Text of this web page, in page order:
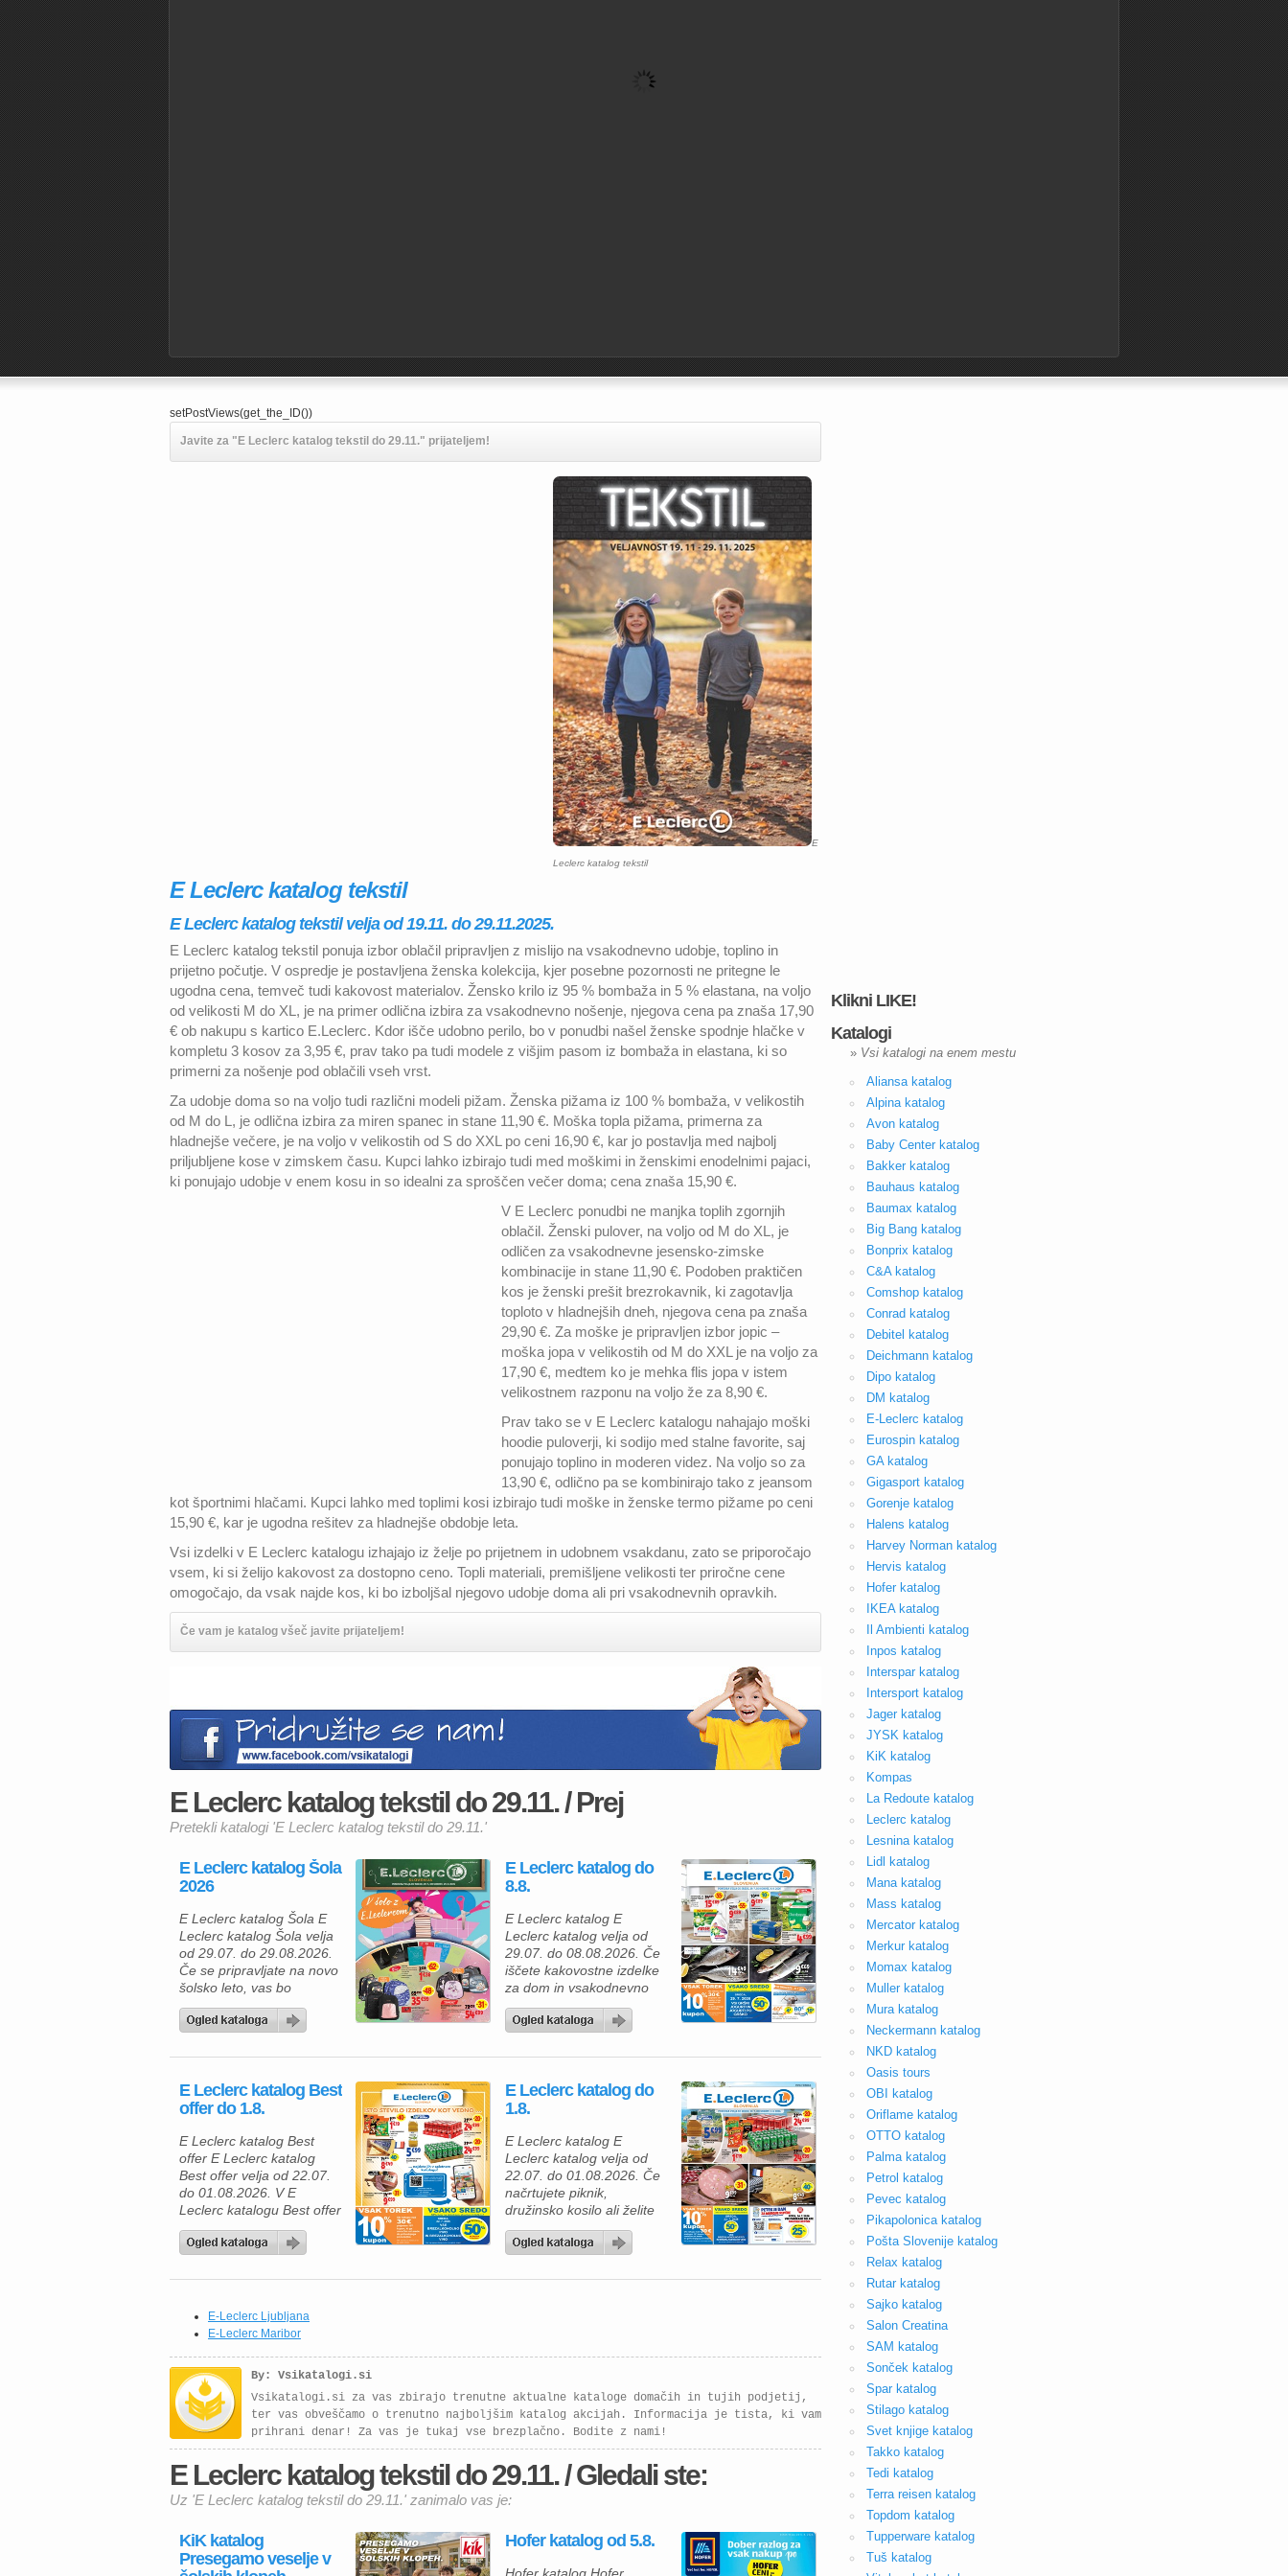
setPostViews(get_the_ID())
Javite za "E Leclerc katalog tekstil do 29.11." prijateljem!
E
Leclerc katalog tekstil
E Leclerc katalog tekstil
E Leclerc katalog tekstil velja od 19.11. do 29.11.2025.
E Leclerc katalog tekstil ponuja izbor oblačil pripravljen z mislijo na vsakodnevno udobje, toplino in
prijetno počutje. V ospredje je postavljena ženska kolekcija, kjer posebne pozornosti ne pritegne le
ugodna cena, temveč tudi kakovost materialov. Žensko krilo iz 95 % bombaža in 5 % elastana, na voljo
od velikosti M do XL, je na primer odlična izbira za vsakodnevno nošenje, njegova cena pa znaša 17,90
€ ob nakupu s kartico E.Leclerc. Kdor išče udobno perilo, bo v ponudbi našel ženske spodnje hlačke v
kompletu 3 kosov za 3,95 €, prav tako pa tudi modele z višjim pasom iz bombaža in elastana, ki so
primerni za nošenje pod oblačili vseh vrst.
Za udobje doma so na voljo tudi različni modeli pižam. Ženska pižama iz 100 % bombaža, v velikostih
od M do L, je odlična izbira za miren spanec in stane 11,90 €. Moška topla pižama, primerna za
hladnejše večere, je na voljo v velikostih od S do XXL po ceni 16,90 €, kar jo postavlja med najbolj
priljubljene kose v zimskem času. Kupci lahko izbirajo tudi med moškimi in ženskimi enodelnimi pajaci,
ki ponujajo udobje v enem kosu in so idealni za sproščen večer doma; cena znaša 15,90 €.
V E Leclerc ponudbi ne manjka toplih zgornjih
oblačil. Ženski pulover, na voljo od M do XL, je
odličen za vsakodnevne jesensko-zimske
kombinacije in stane 11,90 €. Podoben praktičen
kos je ženski prešit brezrokavnik, ki zagotavlja
toploto v hladnejših dneh, njegova cena pa znaša
29,90 €. Za moške je pripravljen izbor jopic –
moška jopa v velikostih od M do XXL je na voljo za
17,90 €, medtem ko je mehka flis jopa v istem
velikostnem razponu na voljo že za 8,90 €.
Prav tako se v E Leclerc katalogu nahajajo moški
hoodie puloverji, ki sodijo med stalne favorite, saj
ponujajo toplino in moderen videz. Na voljo so za
13,90 €, odlično pa se kombinirajo tako z jeansom
kot športnimi hlačami. Kupci lahko med toplimi kosi izbirajo tudi moške in ženske termo pižame po ceni
15,90 €, kar je ugodna rešitev za hladnejše obdobje leta.
Vsi izdelki v E Leclerc katalogu izhajajo iz želje po prijetnem in udobnem vsakdanu, zato se priporočajo
vsem, ki si želijo kakovost za dostopno ceno. Topli materiali, premišljene velikosti ter priročne cene
omogočajo, da vsak najde kos, ki bo izboljšal njegovo udobje doma ali pri vsakodnevnih opravkih.
Če vam je katalog všeč javite prijateljem!
E Leclerc katalog tekstil do 29.11. / Prej
Pretekli katalogi 'E Leclerc katalog tekstil do 29.11.'
E Leclerc katalog Šola
2026
E Leclerc katalog Šola E
Leclerc katalog Šola velja
od 29.07. do 29.08.2026.
Če se pripravljate na novo
šolsko leto, vas bo
aktualna ponudba
E.Leclerca zagotovo
boste našli široko izbiro
potrebščin po ugodnih
cenah, s kartico E.Leclerc
izdelkih prihranite še več.
Ponudba velja od srede,
29. […]
E Leclerc katalog do
8.8.
E Leclerc katalog E
Leclerc katalog velja od
29.07. do 08.08.2026. Če
iščete kakovostne izdelke
za dom in vsakodnevno
uporabo po ugodnih
cenah, vas bo aktualna
zagotovo navdušila. V
odlične akcije na
detergente, pijače, sveže
priljubljene izdelke. Z
uporabo kartice E.Leclerc
lahko izkoristite dodatne
popuste in […]
E Leclerc katalog Best
offer do 1.8.
E Leclerc katalog Best
offer E Leclerc katalog
Best offer velja od 22.07.
do 01.08.2026. V E
Leclerc katalogu Best offer
vas čakajo odlične akcije
na živila in pijače, ob
pa lahko pri številnih
To je odlična priložnost, da
napolnite svojo shrambo z
uporabo ali […]
E Leclerc katalog do
1.8.
E Leclerc katalog E
Leclerc katalog velja od
22.07. do 01.08.2026. Če
načrtujete piknik,
družinsko kosilo ali želite
izkoristiti odlične akcijske
cene, vas bo nova
E.Leclerc zagotovo
po […]
E-Leclerc Ljubljana
E-Leclerc Maribor
By: Vsikatalogi.si
Vsikatalogi.si za vas zbirajo trenutne aktualne kataloge domačih in tujih podjetij,
ter vas obveščamo o trenutno najboljšim katalog akcijah. Informacija je tista, ki vam
prihrani denar! Za vas je tukaj vse brezplačno. Bodite z nami!
E Leclerc katalog tekstil do 29.11. / Gledali ste:
Uz 'E Leclerc katalog tekstil do 29.11.' zanimalo vas je:
KiK katalog
Presegamo veselje v
Hofer katalog od 5.8.
Klikni LIKE!
Katalogi
» Vsi katalogi na enem mestu
Aliansa katalog
Alpina katalog
Avon katalog
Baby Center katalog
Bakker katalog
Bauhaus katalog
Baumax katalog
Big Bang katalog
Bonprix katalog
C&A katalog
Comshop katalog
Conrad katalog
Debitel katalog
Deichmann katalog
Dipo katalog
DM katalog
E-Leclerc katalog
Eurospin katalog
GA katalog
Gigasport katalog
Gorenje katalog
Halens katalog
Harvey Norman katalog
Hervis katalog
Hofer katalog
IKEA katalog
Il Ambienti katalog
Inpos katalog
Interspar katalog
Intersport katalog
Jager katalog
JYSK katalog
KiK katalog
Kompas
La Redoute katalog
Leclerc katalog
Lesnina katalog
Lidl katalog
Mana katalog
Mass katalog
Mercator katalog
Merkur katalog
Momax katalog
Muller katalog
Mura katalog
Neckermann katalog
NKD katalog
Oasis tours
OBI katalog
Oriflame katalog
OTTO katalog
Palma katalog
Petrol katalog
Pevec katalog
Pikapolonica katalog
Pošta Slovenije katalog
Relax katalog
Rutar katalog
Sajko katalog
Salon Creatina
SAM katalog
Sonček katalog
Spar katalog
Stilago katalog
Svet knjige katalog
Takko katalog
Tedi katalog
Terra reisen katalog
Topdom katalog
Tupperware katalog
Tuš katalog